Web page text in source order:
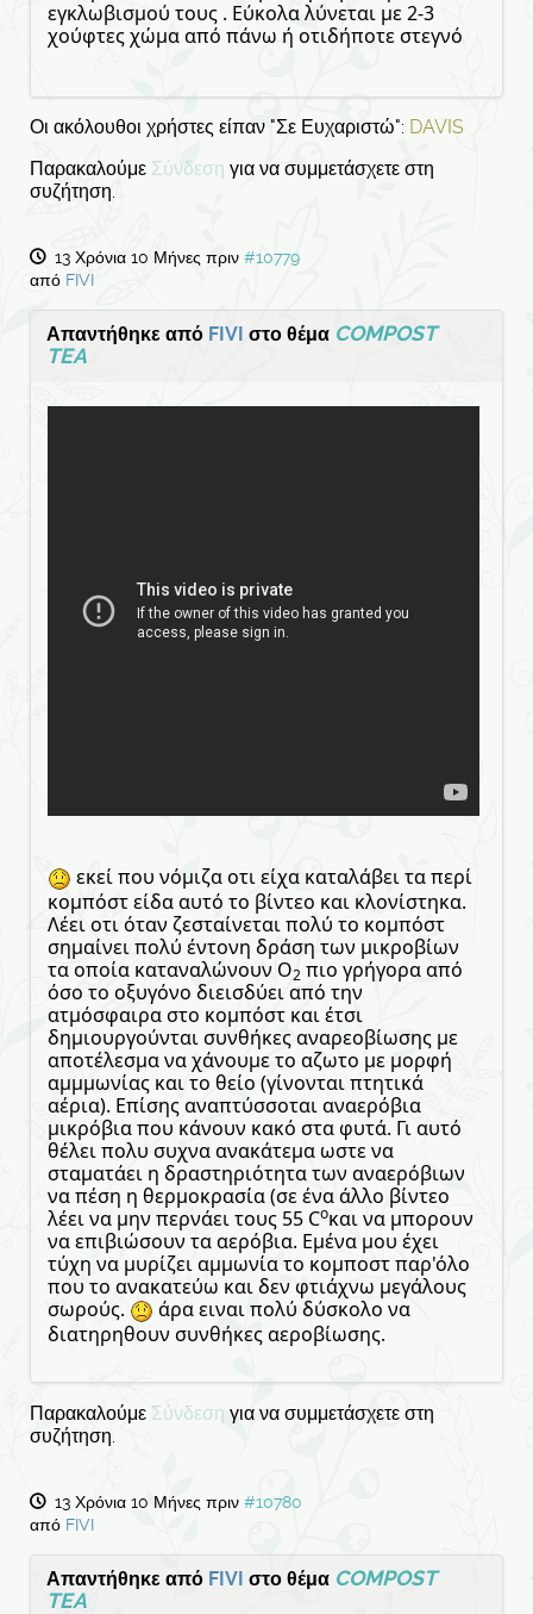
εγκλωβισμού τους . Εύκολα λύνεται με 2-3
χούφτες χώμα από πάνω ή οτιδήποτε στεγνό
Οι ακόλουθοι χρήστες είπαν "Σε Ευχαριστώ": DAVIS
Παρακαλούμε Σύνδεση για να συμμετάσχετε στη
συζήτηση.
13 Χρόνια 10 Μήνες πριν #10779
από FIVI
Απαντήθηκε από FIVI στο θέμα COMPOST
TEA
εκεί που νόμιζα οτι είχα καταλάβει τα περί
κομπόστ είδα αυτό το βίντεο και κλονίστηκα.
Λέει οτι όταν ζεσταίνεται πολύ το κομπόστ
σημαίνει πολύ έντονη δράση των μικροβίων
τα οποία καταναλώνουν Ο2 πιο γρήγορα από
όσο το οξυγόνο διεισδύει από την
ατμόσφαιρα στο κομπόστ και έτσι
δημιουργούνται συνθήκες αναρεοβίωσης με
αποτέλεσμα να χάνουμε το αζωτο με μορφή
αμμμωνίας και το θείο (γίνονται πτητικά
αέρια). Επίσης αναπτύσσοται αναερόβια
μικρόβια που κάνουν κακό στα φυτά. Γι αυτό
θέλει πολυ συχνα ανακάτεμα ωστε να
σταματάει η δραστηριότητα των αναερόβιων
να πέση η θερμοκρασία (σε ένα άλλο βίντεο
λέει να μην περνάει τους 55 Coκαι να μπορουν
να επιβιώσουν τα αερόβια. Εμένα μου έχει
τύχη να μυρίζει αμμωνία το κομποστ παρ'όλο
που το ανακατεύω και δεν φτιάχνω μεγάλους
σωρούς.
άρα ειναι πολύ δύσκολο να
διατηρηθουν συνθήκες αεροβίωσης.
Παρακαλούμε Σύνδεση για να συμμετάσχετε στη
συζήτηση.
13 Χρόνια 10 Μήνες πριν #10780
από FIVI
Απαντήθηκε από FIVI στο θέμα COMPOST
TEA